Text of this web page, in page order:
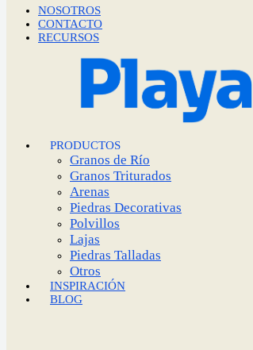
NOSOTROS
CONTACTO
RECURSOS
PRODUCTOS
Granos de Río
Granos Triturados
Arenas
Piedras Decorativas
Polvillos
Lajas
Piedras Talladas
Otros
INSPIRACIÓN
BLOG